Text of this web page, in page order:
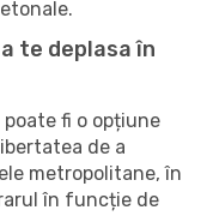
te deplasa în
fi o opțiune
de a
metropolitane, în
în funcție de